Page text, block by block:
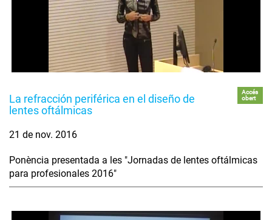
La refracción periférica en el diseño de
lentes oftálmicas
Accés
obert
21 de nov. 2016
Ponència presentada a les "Jornadas de lentes oftálmicas
para profesionales 2016"